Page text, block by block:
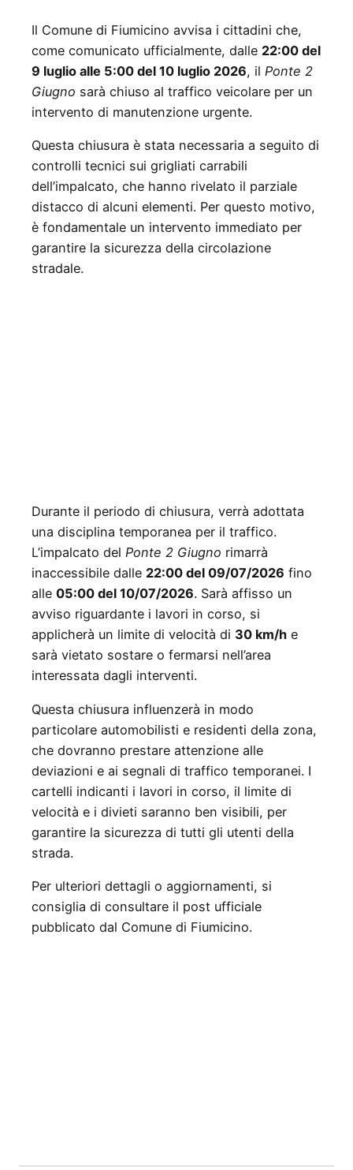
Il Comune di Fiumicino avvisa i cittadini che,
come comunicato ufficialmente, dalle 22:00 del
9 luglio alle 5:00 del 10 luglio 2026, il Ponte 2
Giugno sarà chiuso al traffico veicolare per un
intervento di manutenzione urgente.
Questa chiusura è stata necessaria a seguito di
controlli tecnici sui grigliati carrabili
dell’impalcato, che hanno rivelato il parziale
distacco di alcuni elementi. Per questo motivo,
è fondamentale un intervento immediato per
garantire la sicurezza della circolazione
stradale.
Durante il periodo di chiusura, verrà adottata
una disciplina temporanea per il traffico.
L’impalcato del Ponte 2 Giugno rimarrà
inaccessibile dalle 22:00 del 09/07/2026 fino
alle 05:00 del 10/07/2026. Sarà affisso un
avviso riguardante i lavori in corso, si
applicherà un limite di velocità di 30 km/h e
sarà vietato sostare o fermarsi nell’area
interessata dagli interventi.
Questa chiusura influenzerà in modo
particolare automobilisti e residenti della zona,
che dovranno prestare attenzione alle
deviazioni e ai segnali di traffico temporanei. I
cartelli indicanti i lavori in corso, il limite di
velocità e i divieti saranno ben visibili, per
garantire la sicurezza di tutti gli utenti della
strada.
Per ulteriori dettagli o aggiornamenti, si
consiglia di consultare il post ufficiale
pubblicato dal Comune di Fiumicino.